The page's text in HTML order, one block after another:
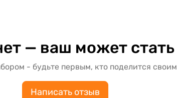
— ваш может
- будьте первым, кто поделится
Написать отзыв